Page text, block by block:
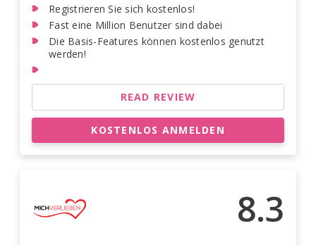
Registrieren Sie sich kostenlos!
Fast eine Million Benutzer sind dabei
Die Basis-Features können kostenlos genutzt
werden!
READ REVIEW
KOSTENLOS ANMELDEN
8.3